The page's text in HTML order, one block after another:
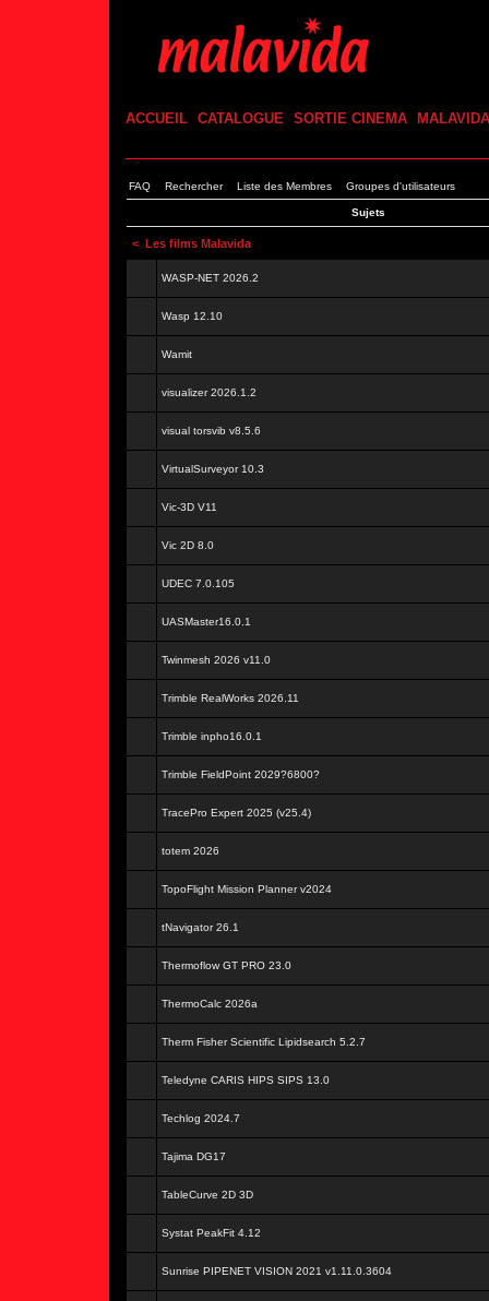
ACCUEIL CATALOGUE SORTIE CINEMA MALAVIDA
FAQ Rechercher Liste des Membres Groupes d'utilisateurs
Sujets
< Les films Malavida
WASP-NET 2026.2
Wasp 12.10
Wamit
visualizer 2026.1.2
visual torsvib v8.5.6
VirtualSurveyor 10.3
Vic-3D V11
Vic 2D 8.0
UDEC 7.0.105
UASMaster16.0.1
Twinmesh 2026 v11.0
Trimble RealWorks 2026.11
Trimble inpho16.0.1
Trimble FieldPoint 2029?6800?
TracePro Expert 2025 (v25.4)
totem 2026
TopoFlight Mission Planner v2024
tNavigator 26.1
Thermoflow GT PRO 23.0
ThermoCalc 2026a
Therm Fisher Scientific Lipidsearch 5.2.7
Teledyne CARIS HIPS SIPS 13.0
Techlog 2024.7
Tajima DG17
TableCurve 2D 3D
Systat PeakFit 4.12
Sunrise PIPENET VISION 2021 v1.11.0.3604